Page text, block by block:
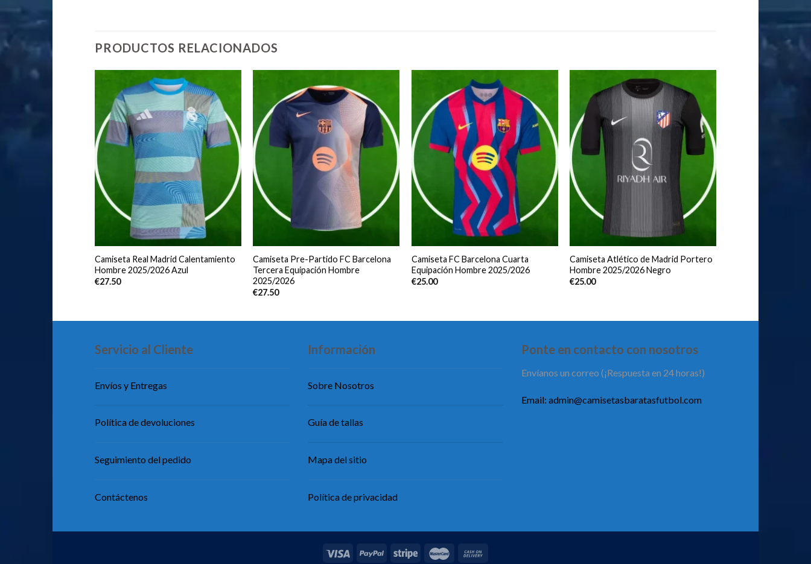
PRODUCTOS RELACIONADOS
Camiseta Real Madrid Calentamiento
Hombre 2025/2026 Azul
€27.50
Camiseta Pre-Partido FC Barcelona
Tercera Equipación Hombre
2025/2026
€27.50
Camiseta FC Barcelona Cuarta
Equipación Hombre 2025/2026
€25.00
Camiseta Atlético de Madrid Portero
Hombre 2025/2026 Negro
€25.00
Servicio al Cliente
Envíos y Entregas
Política de devoluciones
Seguimiento del pedido
Contáctenos
Información
Sobre Nosotros
Guía de tallas
Mapa del sitio
Política de privacidad
Ponte en contacto con nosotros
Envíanos un correo (¡Respuesta en 24 horas!)
Email: admin@camisetasbaratasfutbol.com